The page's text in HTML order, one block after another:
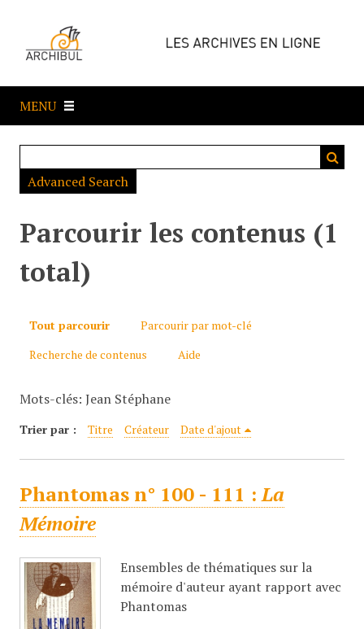
e
a
MENU
Advanced Search
Parcourir les contenus (1
total)
Tout parcourir
Parcourir par mot-clé
Recherche de contenus
Aide
Mots-clés: Jean Stéphane
Trier par : Titre Créateur Date d'ajout
Phantomas n° 100 - 111 :La
Mémoire
Ensembles de thématiques sur la
mémoire d'auteur ayant rapport avec
Phantomas